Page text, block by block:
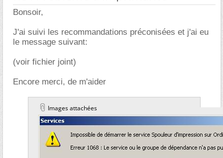
Bonsoir,
J'ai suivi les recommandations préconisées et j'ai eu
le message suivant:
(voir fichier joint)
Encore merci, de m'aider
Images attachées